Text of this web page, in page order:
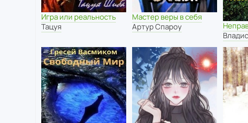
Игра или реальность
Тацуя
Мастер веры в себя
Артур Спароу